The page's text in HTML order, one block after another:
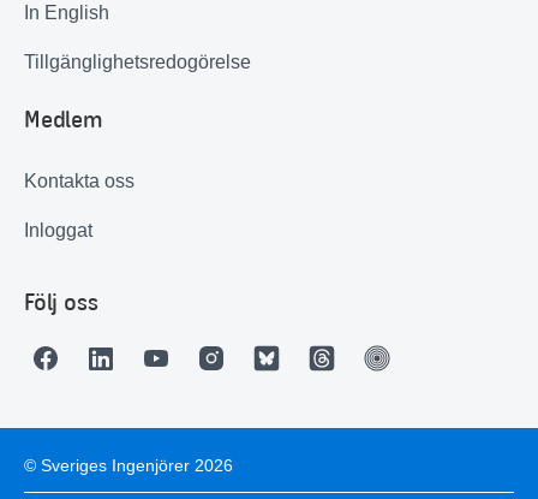
In English
Tillgänglighetsredogörelse
Medlem
Kontakta oss
Inloggat
Följ oss
© Sveriges Ingenjörer 2026